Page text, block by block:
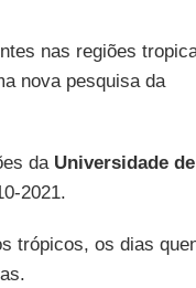
nas regiões
nova pesquisa da
da Universidade
2021.
trópicos, os dias